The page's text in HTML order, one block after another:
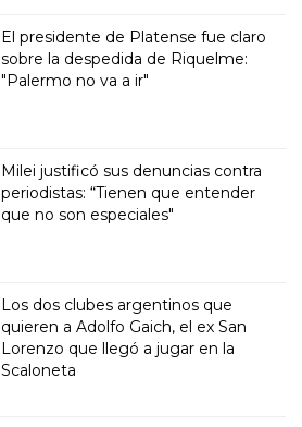
El presidente de Platense fue claro
sobre la despedida de Riquelme:
"Palermo no va a ir"
Milei justificó sus denuncias contra
periodistas: “Tienen que entender
que no son especiales"
Los dos clubes argentinos que
quieren a Adolfo Gaich, el ex San
Lorenzo que llegó a jugar en la
Scaloneta